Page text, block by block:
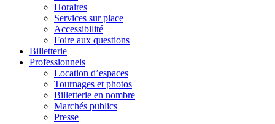
Horaires
Services sur place
Accessibilité
Foire aux questions
Billetterie
Professionnels
Location d’espaces
Tournages et photos
Billetterie en nombre
Marchés publics
Presse